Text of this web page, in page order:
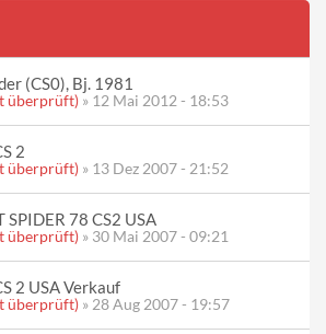
(CS0), Bj. 1981
überprüft) » 12 Mai 2012 - 18:53
2
überprüft) » 13 Dez 2007 - 21:52
SPIDER 78 CS2 USA
überprüft) » 30 Mai 2007 - 09:21
2 USA Verkauf
überprüft) » 28 Aug 2007 - 19:57